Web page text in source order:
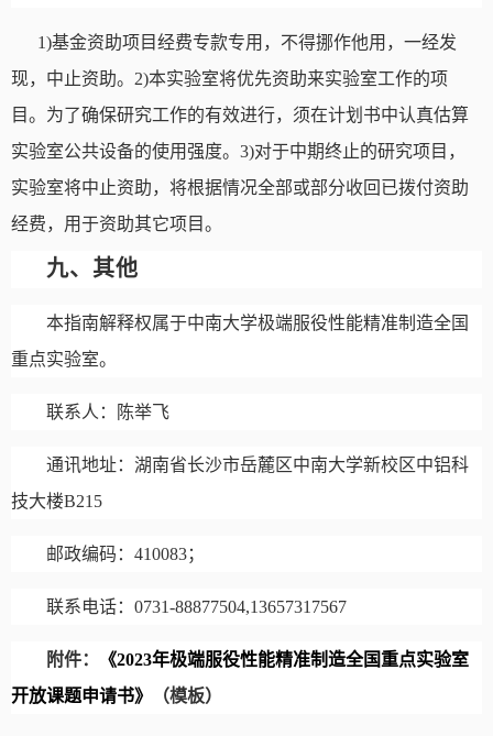
1)基金资助项目经费专款专用，不得挪作他用，一经发
现，中止资助。 2)本实验室将优先资助来实验室工作的项
目。为了确保研究工作的有效进行，须在计划书中认真估算
实验室公共设备的使用强度。 3)对于中期终止的研究项目，
实验室将中止资助，将根据情况全部或部分收回已拨付资助
经费，用于资助其它项目。
九、其他
本指南解释权属于中南大学极端服役性能精准制造全国
重点实验室。
联系人：陈举飞
通讯地址： 湖南省长沙市岳麓区中南大学新校区中铝科
技大楼B215
邮政编码： 410083；
联系电话： 0731-88877504,13657317567
附件： 《2023年极端服役性能精准制造全国重点实验室
开放课题申请书》
（模板）